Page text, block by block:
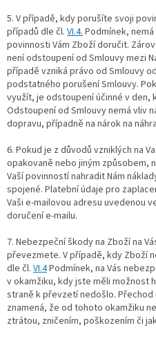
5. V případě, kdy porušíte svoji
případů dle čl. VI.4. Podmínek,
povinnosti Vám Zboží doručit.
není odstoupení od Smlouvy mezi
případě vzniká právo od Smlouvy
podstatného porušení Smlouvy.
využít, je odstoupení účinné v den,
Odstoupení od Smlouvy nemá vliv
dopravu, případně na nárok na
6. Pokud je z důvodů vzniklých na
opakovaně nebo jiným způsobem,
Vaší povinností nahradit Nám
spojené. Platební údaje pro
Vaši e-mailovou adresu uvedenou
doručení e-mailu.
7. Nebezpeční škody na Zboží na
převezmete. V případě, kdy Zboží
dle čl. VI.4Podmínek, na Vás
v okamžiku, kdy jste měli možnost
straně k převzetí nedošlo.
znamená, že od tohoto okamžiku
ztrátou, zničením, poškozením či